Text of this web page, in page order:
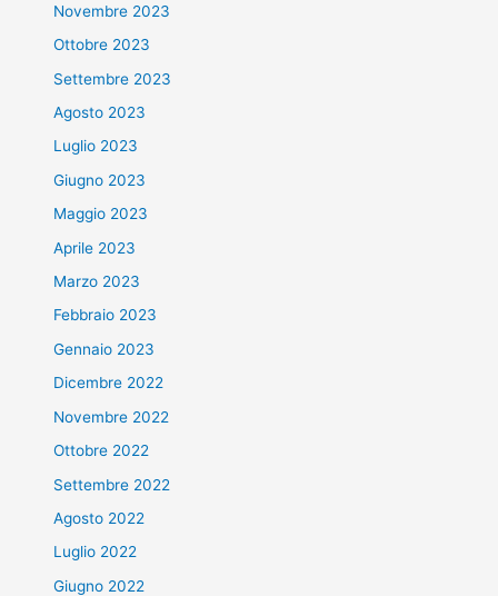
Novembre 2023
Ottobre 2023
Settembre 2023
Agosto 2023
Luglio 2023
Giugno 2023
Maggio 2023
Aprile 2023
Marzo 2023
Febbraio 2023
Gennaio 2023
Dicembre 2022
Novembre 2022
Ottobre 2022
Settembre 2022
Agosto 2022
Luglio 2022
Giugno 2022